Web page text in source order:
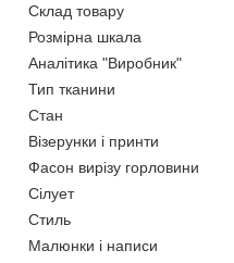
Склад товару
Розмірна шкала
Аналітика "Виробник"
Тип тканини
Стан
Візерунки і принти
Фасон вирізу горловини
Сілует
Стиль
Малюнки і написи